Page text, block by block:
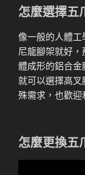
怎麼選擇五
像一般的人體
尼龍腳架就好
體成形的鋁合
就可以選擇高
殊需求，也歡迎
怎麼更換五